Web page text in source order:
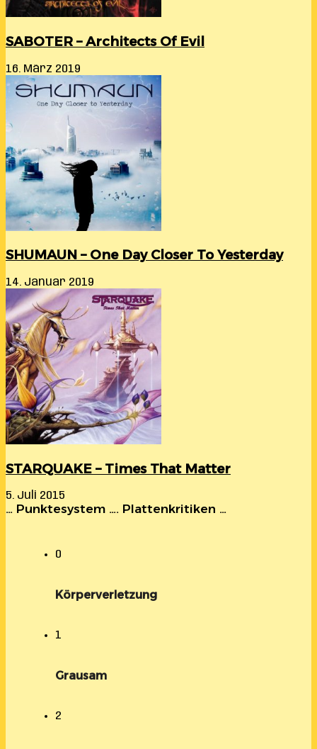
SABOTER – Architects Of Evil
16. März 2019
SHUMAUN – One Day Closer To Yesterday
14. Januar 2019
STARQUAKE – Times That Matter
5. Juli 2015
… Punktesystem …. Plattenkritiken …
0
Körperverletzung
1
Grausam
2